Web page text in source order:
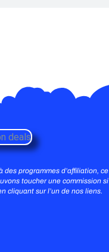
des programmes d’affiliation,
toucher une commission
cliquant sur l’un de nos liens.